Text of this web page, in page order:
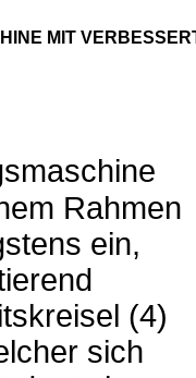
MIT
Rahmen
ein,
(4)
sich